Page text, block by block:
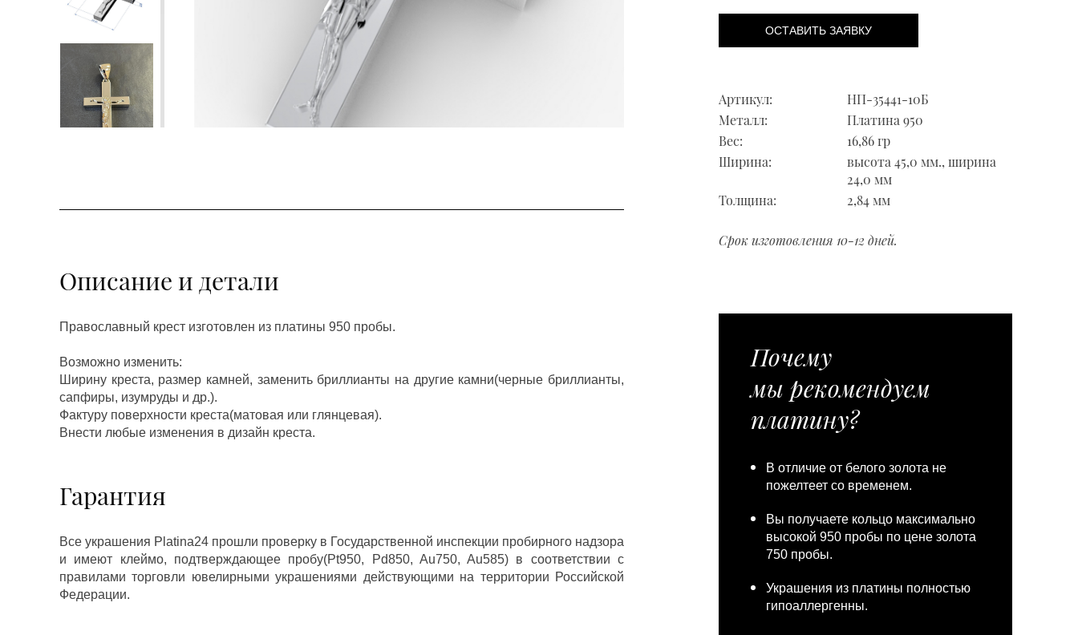
ОСТАВИТЬ ЗАЯВКУ
Артикул:
НП-35441-10Б
Металл:
Платина 950
Вес:
16,86 гр
Ширина:
высота 45,0 мм., ширина
24,0 мм
Толщина:
2,84 мм
Срок изготовления 10-12 дней.
Описание и детали
Православный крест изготовлен из платины 950 пробы.
Возможно изменить:
Ширину креста, размер камней, заменить бриллианты на другие камни(черные бриллианты,
сапфиры, изумруды и др.).
Фактуру поверхности креста(матовая или глянцевая).
Внести любые изменения в дизайн креста.
Гарантия
Все украшения Platina24 прошли проверку в Государственной инспекции пробирного надзора
и имеют клеймо, подтверждающее пробу(Pt950, Pd850, Au750, Au585) в соответствии с
правилами торговли ювелирными украшениями действующими на территории Российской
Федерации.
Почему
мы рекомендуем
платину?
В отличие от белого золота не
пожелтеет со временем.
Вы получаете кольцо максимально
высокой 950 пробы по цене золота
750 пробы.
Украшения из платины полностью
гипоаллергенны.